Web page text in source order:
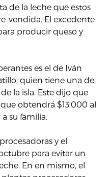
de la leche que estos
vendida. El excedente
producir queso y
es el de Iván
quien tiene una de
la isla. Este dijo que
obtendrá $13,000 al
su familia.
y el
para evitar un
En en mismo, el